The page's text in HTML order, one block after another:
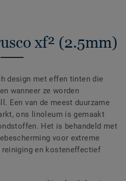
xf² (2.5mm)
design met effen tinten die
wanneer ze worden
Een van de meest duurzame
ons linoleum is gemaakt
Het is behandeld met
voor extreme
reiniging en kosteneffectief